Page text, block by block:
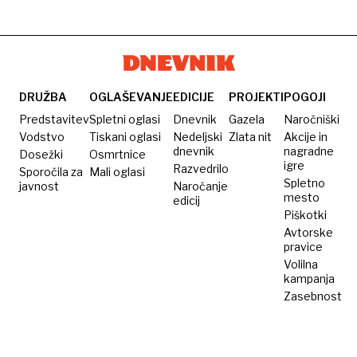
prometa pridržanja
reševanje
ki se ji
je
preveč
mudilo
DRUŽBA
Predstavitev
Vodstvo
Dosežki
Sporočila za
javnost
OGLAŠEVANJE
Spletni oglasi
Tiskani oglasi
Osmrtnice
Mali oglasi
EDICIJE
Dnevnik
Nedeljski
dnevnik
Razvedrilo
Naročanje
edicij
PROJEKTI
Gazela
Zlata nit
POGOJI
Naročniški
Akcije in
nagradne
igre
Spletno
mesto
Piškotki
Avtorske
pravice
Volilna
kampanja
Zasebnost